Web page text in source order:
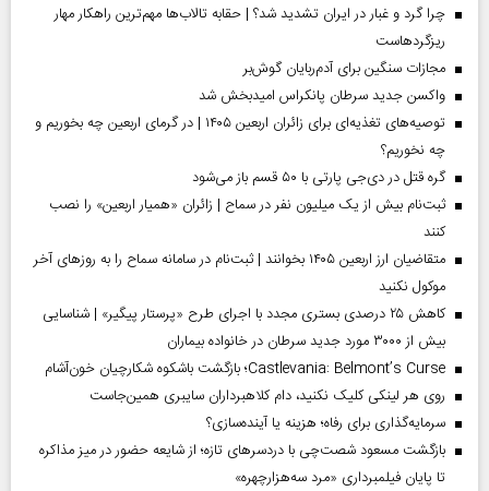
چرا گرد و غبار در ایران تشدید شد؟ | حقابه تالاب‌ها مهم‌ترین راهکار مهار
ریزگردهاست
مجازات سنگین برای آدم‌ربایان گوش‌بر
واکسن جدید سرطان پانکراس امیدبخش شد
توصیه‌های تغذیه‌ای برای زائران اربعین ۱۴۰۵ | در گرمای اربعین چه بخوریم و
چه نخوریم؟
گره قتل در دی‌جی پارتی با ۵۰ قسم باز می‌شود
ثبت‌نام بیش از یک میلیون نفر در سماح | زائران «همیار اربعین» را نصب
کنند
متقاضیان ارز اربعین ۱۴۰۵ بخوانند | ثبت‌نام در سامانه سماح را به روز‌های آخر
موکول نکنید
کاهش ۲۵ درصدی بستری مجدد با اجرای طرح «پرستار پیگیر» | شناسایی
بیش از ۳۰۰۰ مورد جدید سرطان در خانواده بیماران
Castlevania: Belmont’s Curse؛ بازگشت باشکوه شکارچیان خون‌آشام
روی هر لینکی کلیک نکنید، دام کلاهبرداران سایبری همین‌جاست
سرمایه‌گذاری برای رفاه؛ هزینه یا آینده‌سازی؟
بازگشت مسعود شصت‌چی با دردسر‌های تازه؛ از شایعه حضور در میز مذاکره
تا پایان فیلمبرداری «مرد سه‌هزارچهره»